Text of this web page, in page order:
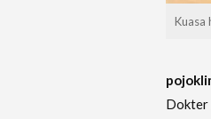
Kuasa
Dokter